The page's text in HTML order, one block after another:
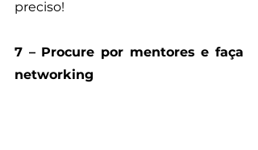
preciso!
7 – Procure por mentores e faça
networking